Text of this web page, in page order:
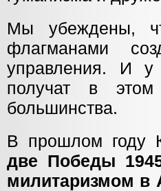
Мы убеждены,
флагманами
управления. И
получат в этом
большинства.
В прошлом году
две Победы
милитаризмом в